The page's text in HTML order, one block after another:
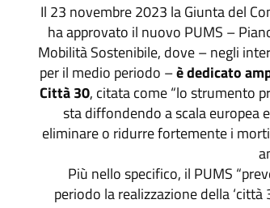
Il 23 novembre 2023 la Giunta del
ha approvato il nuovo PUMS –
Mobilità Sostenibile, dove – negli
per il medio periodo –è dedicato
Città 30, citata come “lo strumento
sta diffondendo a scala europea
eliminare o ridurre fortemente i
Più nello specifico, il PUMS
periodo la realizzazione della ‘città